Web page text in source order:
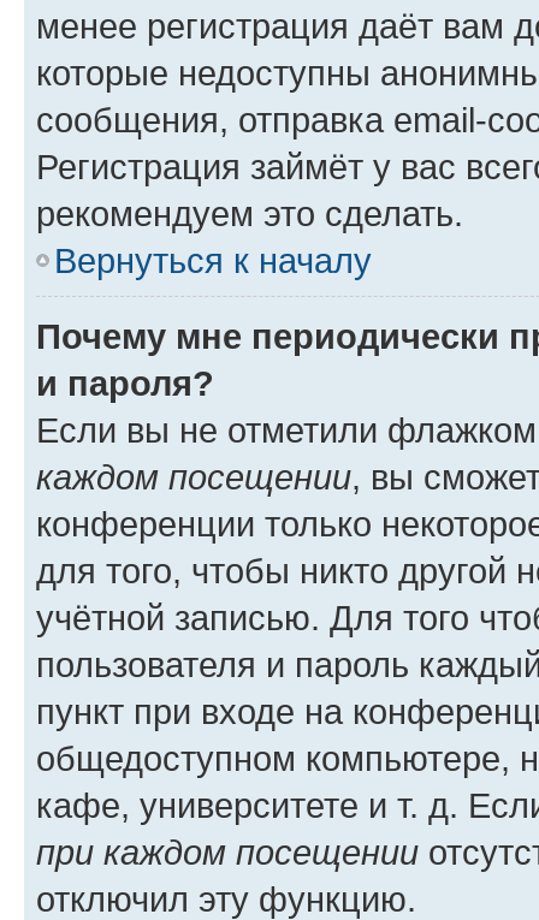
менее регистрация даёт вам
которые недоступны
сообщения, отправка email-
Регистрация займёт у вас
рекомендуем это сделать.
Вернуться к началу
Почему мне периодически
и пароля?
Если вы не отметили
каждом посещении, вы
конференции только
для того, чтобы никто другой
учётной записью. Для того
пользователя и пароль
пункт при входе на
общедоступном компьютере,
кафе, университете и т. д.
при каждом посещении
отключил эту функцию.